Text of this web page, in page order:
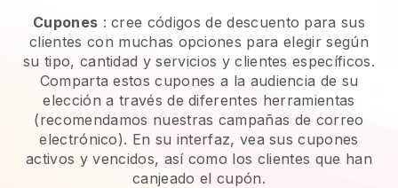
Cupones : cree códigos de descuento para sus
clientes con muchas opciones para elegir según
su tipo, cantidad y servicios y clientes específicos.
Comparta estos cupones a la audiencia de su
elección a través de diferentes herramientas
(recomendamos nuestras campañas de correo
electrónico). En su interfaz, vea sus cupones
activos y vencidos, así como los clientes que han
canjeado el cupón.